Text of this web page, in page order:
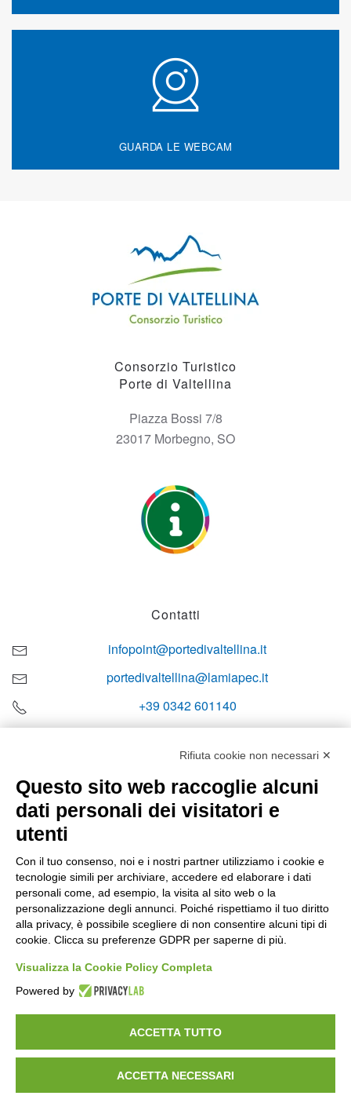
GUARDA LE WEBCAM
Consorzio Turistico
Porte di Valtellina
Piazza Bossi 7/8
23017 Morbegno, SO
Contatti
infopoint@portedivaltellina.it
portedivaltellina@lamiapec.it
+39 0342 601140
Orari di apertura
Sabato
08:00 – 12:10
Domenica e festivi
CHIUSO
Consorzio Turistico Porte di Valtellina. All rights reserved.
Powered byNoratech
Rifiuta cookie non necessari ✕
Questo sito web raccoglie alcuni
dati personali dei visitatori e
utenti
Con il tuo consenso, noi e i nostri partner utilizziamo i cookie e
tecnologie simili per archiviare, accedere ed elaborare i dati
personali come, ad esempio, la visita al sito web o la
personalizzazione degli annunci. Poiché rispettiamo il tuo diritto
alla privacy, è possibile scegliere di non consentire alcuni tipi di
cookie. Clicca su preferenze GDPR per saperne di più.
Visualizza la Cookie Policy Completa
Powered by
ACCETTA TUTTO
ACCETTA NECESSARI